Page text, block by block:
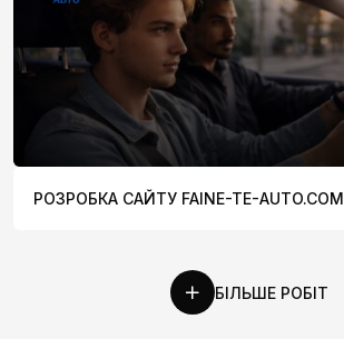
РОЗРОБКА САЙТУ FAINE-TE-AUTO.COM
БІЛЬШЕ РОБІТ